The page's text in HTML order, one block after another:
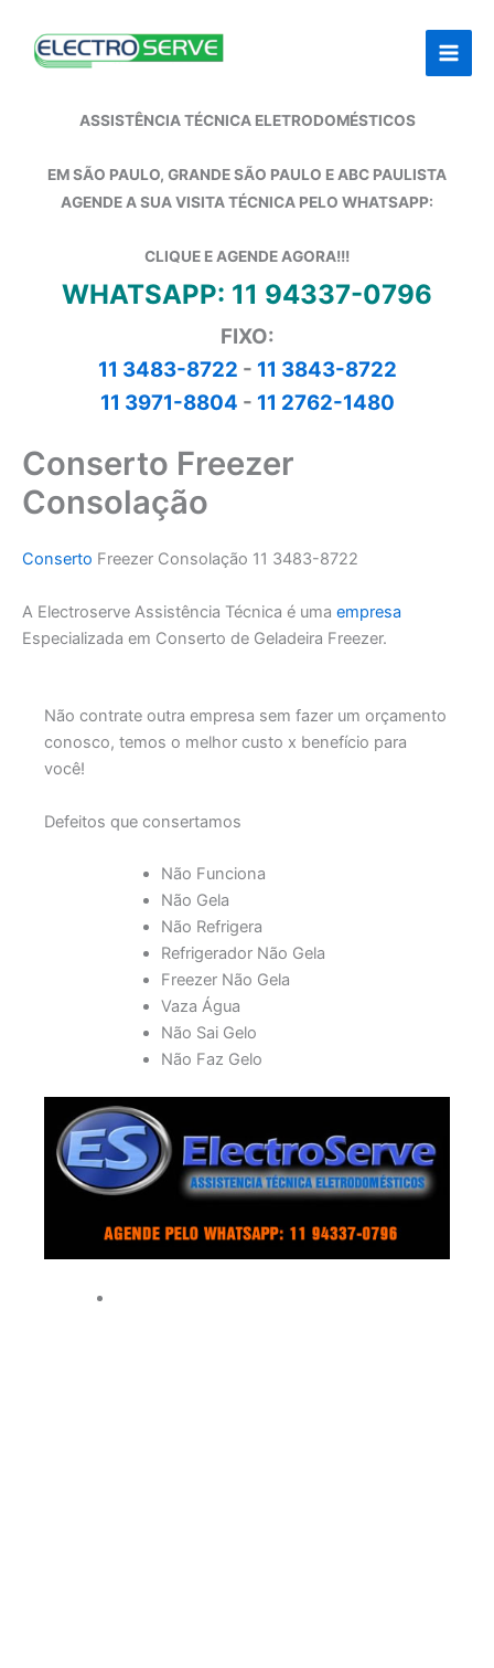
ASSISTÊNCIA TÉCNICA ELETRODOMÉSTICOS
EM SÃO PAULO, GRANDE SÃO PAULO E ABC PAULISTA
AGENDE A SUA VISITA TÉCNICA PELO WHATSAPP:
CLIQUE E AGENDE AGORA!!!
WHATSAPP: 11 94337-0796
FIXO:
11 3483-8722 - 11 3843-8722
11 3971-8804 - 11 2762-1480
Conserto Freezer
Consolação
Conserto Freezer Consolação 11 3483-8722
A Electroserve Assistência Técnica é uma empresa
Especializada em Conserto de Geladeira Freezer.
Não contrate outra empresa sem fazer um orçamento
conosco, temos o melhor custo x benefício para
você!
Defeitos que consertamos
Não Funciona
Não Gela
Não Refrigera
Refrigerador Não Gela
Freezer Não Gela
Vaza Água
Não Sai Gelo
Não Faz Gelo